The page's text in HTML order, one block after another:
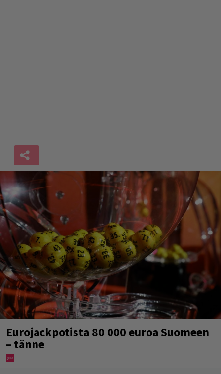
Eurojackpotista 80 000 euroa Suomeen
– tänne